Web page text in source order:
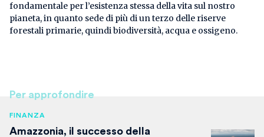
fondamentale per l’esistenza stessa della vita sul nostro
pianeta, in quanto sede di più di un terzo delle riserve
forestali primarie, quindi biodiversità, acqua e ossigeno.
Per approfondire
FINANZA
Amazzonia, il successo della